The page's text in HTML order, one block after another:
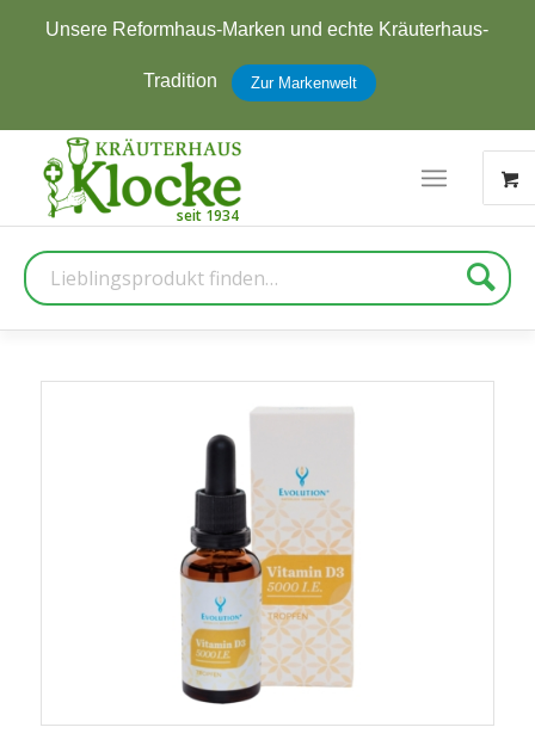
Unsere Reformhaus-Marken und echte Kräuterhaus-
Tradition Zur Markenwelt
Suche